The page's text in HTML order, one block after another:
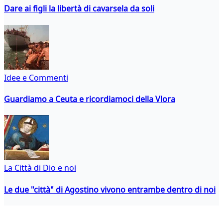
Dare ai figli la libertà di cavarsela da soli
Idee e Commenti
Guardiamo a Ceuta e ricordiamoci della Vlora
La Città di Dio e noi
Le due "città" di Agostino vivono entrambe dentro di noi